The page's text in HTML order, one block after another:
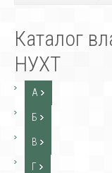
Каталог
НУХТ
А
Б
В
Г